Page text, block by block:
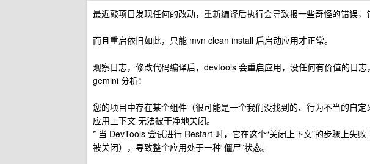
最近敲项目发现任何的改动，重新编译后执行会导致报一些奇怪的错误，
而且重启依旧如此，只能 mvn clean install 后启动应用才正常。
观察日志，修改代码编译后，devtools 会重启应用，没任何有价值的日
gemini 分析：
您的项目中存在某个组件（很可能是一个我们没找到的、行为不当的自
应用上下文 无法被干净地关闭。
* 当 DevTools 尝试进行 Restart 时，它在这个“关闭上下文”的步骤上失
被关闭），导致整个应用处于一种“僵尸”状态。